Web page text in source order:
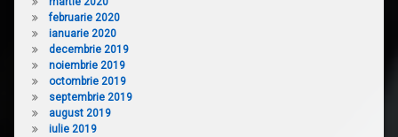
februarie 2020
ianuarie 2020
decembrie 2019
noiembrie 2019
octombrie 2019
septembrie 2019
august 2019
iulie 2019